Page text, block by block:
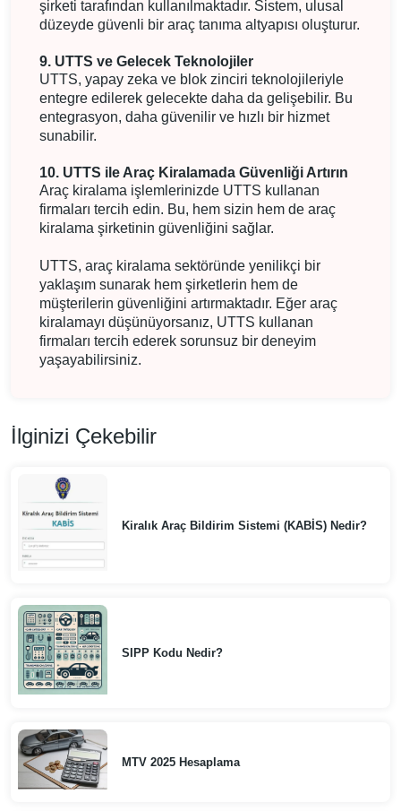
şirketi tarafından kullanılmaktadır. Sistem, ulusal
düzeyde güvenli bir araç tanıma altyapısı oluşturur.
9. UTTS ve Gelecek Teknolojiler
UTTS, yapay zeka ve blok zinciri teknolojileriyle
entegre edilerek gelecekte daha da gelişebilir. Bu
entegrasyon, daha güvenilir ve hızlı bir hizmet
sunabilir.
10. UTTS ile Araç Kiralamada Güvenliği Artırın
Araç kiralama işlemlerinizde UTTS kullanan
firmaları tercih edin. Bu, hem sizin hem de araç
kiralama şirketinin güvenliğini sağlar.
UTTS, araç kiralama sektöründe yenilikçi bir
yaklaşım sunarak hem şirketlerin hem de
müşterilerin güvenliğini artırmaktadır. Eğer araç
kiralamayı düşünüyorsanız, UTTS kullanan
firmaları tercih ederek sorunsuz bir deneyim
yaşayabilirsiniz.
İlginizi Çekebilir
Kiralık Araç Bildirim Sistemi (KABİS) Nedir?
SIPP Kodu Nedir?
MTV 2025 Hesaplama